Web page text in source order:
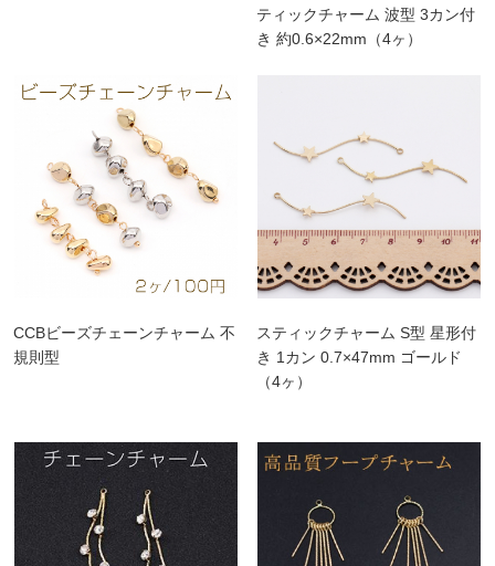
ティックチャーム 波型 3カン付
き 約0.6×22mm（4ヶ）
CCBビーズチェーンチャーム 不
規則型
スティックチャーム S型 星形付
き 1カン 0.7×47mm ゴールド
（4ヶ）